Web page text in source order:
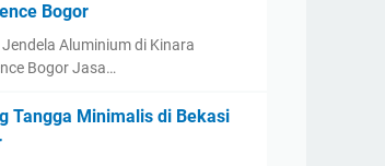
Bogor
Jendela Aluminium di Kinara
Bogor Jasa…
Tangga Minimalis di Bekasi